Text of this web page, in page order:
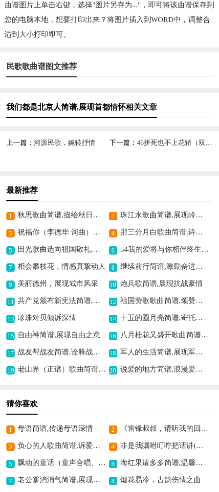
曲谱图片上单击右键，选择"图片另存为..."，即可将该曲谱保存到
您的电脑本地，想要打印出来？将图片插入到WORD中，调整合
适到大小打印即可。
民歌歌曲谱图文推荐
我们都是北京人简谱,展现首都情怀相关文章
上一篇：河源民歌，婉转抒情 下一篇： 46拼死也不上花轿（双谱）（（歌剧祝福选段））歌曲简谱,展现反抗精神
最新推荐
1 秋思歌曲简谱,描绘秋日情思 2 珠江水歌曲简谱,展现岭南风情
3 祝福你（李德华 词曲）歌曲简谱,传递美好祝福情 4 那三分月白歌曲简谱,诗意淡雅之美
5 田光歌曲选向祖国敬礼,表达爱国深情 6 54我的爱将与你相伴终生（双谱）（歌剧木兰诗篇选段）歌曲简谱,传递深情之承诺
7 相会攀枝花，情感真挚动人 8 继续前行简谱,激励奋进之曲
9 美丽德州，展现城市风采 10 炮兵歌简谱,展现抗战豪情
11 共产党颁布新宪法简谱,展现法治新气象 12 祖国赞歌歌曲简谱,颂赞祖国之深情
13 珍珠对贝倾诉深情 14 十五的圆月亮简谱,寄托团圆情思
15 自由神简谱,展现自由之意 16 八月桂花又盛开歌曲简谱, 描绘金秋桂香情
17 战友帮战友简谱,诠释战友情深 18 军人的生活简谱,展现军营风采
19 老山界（正谱）歌曲简谱,展现革命豪情 20 说爱的地方简谱,浪漫爱意满溢
猜你喜欢
1 母语简谱,传递母语深情 2 《雷锋叔叔，请听我的回答》歌曲简谱,致敬雷锋精神之歌
3 负心的人歌曲简谱,诉爱情背叛之痛 4 非是我嘱咐叮咛把话讲(花田错春兰唱段,琴谱)简谱京剧,婉转唱春兰情思
5 飘动的童话（童声合唱、正谱）简谱,童声演绎的美妙童话 6 海红果请多多简谱,温馨欢快之曲
7 老公爹消消气简谱,展现豫剧亲情 注：原标题中提到“京剧”有误，根据内容判断应为“豫剧”，已按豫剧进行修改。 8 烟花易冷，古韵伤情之曲